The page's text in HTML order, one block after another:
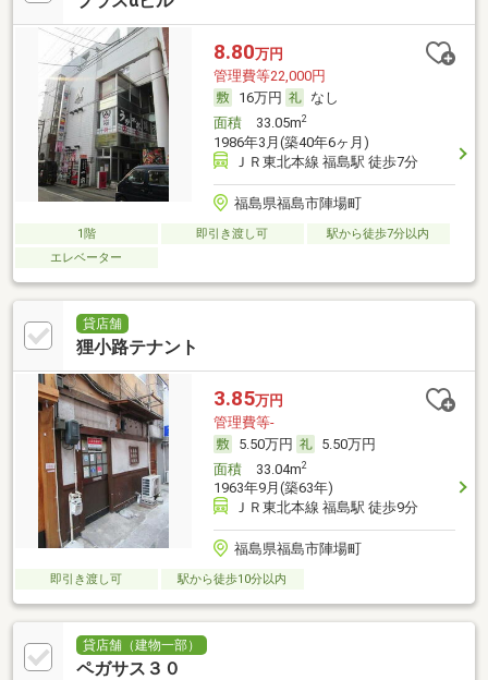
8.80万円
管理費等22,000円
16万円
なし
面積33.05m2
1986年3月(築40年6ヶ月)
ＪＲ東北本線 福島駅 徒歩7分
福島県福島市陣場町
1階 即引き渡し可
駅から徒歩7分以内
エレベーター
貸店舗
狸小路テナント
3.85万円
管理費等-
5.50万円
5.50万円
面積33.04m2
1963年9月(築63年)
ＪＲ東北本線 福島駅 徒歩9分
福島県福島市陣場町
即引き渡し可 駅から徒歩10分以内
貸店舗（建物一部）
ペガサス３０